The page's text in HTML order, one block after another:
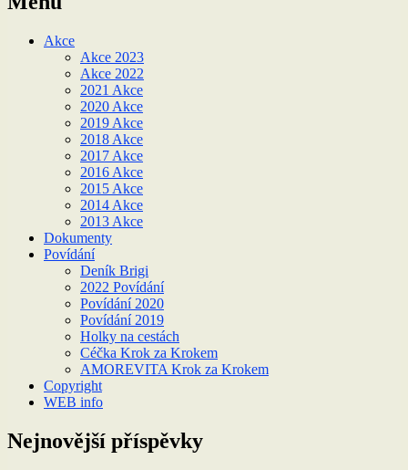
Akce
Akce 2023
Akce 2022
2021 Akce
2020 Akce
2019 Akce
2018 Akce
2017 Akce
2016 Akce
2015 Akce
2014 Akce
2013 Akce
Dokumenty
Povídání
Deník Brigi
2022 Povídání
Povídání 2020
Povídání 2019
Holky na cestách
Céčka Krok za Krokem
AMOREVITA Krok za Krokem
Copyright
WEB info
Nejnovější příspěvky